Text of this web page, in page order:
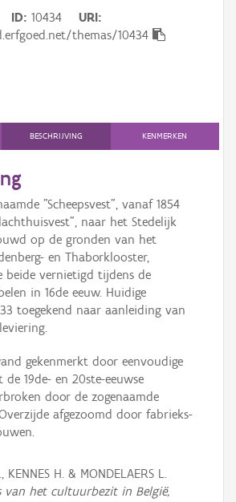
ID 10434
URI
themas/10434
BESCHRIJVING KENMERKEN
"Scheepsvest", vanaf 1854
naar het Stedelijk
op de gronden van het
en Thaborklooster,
beide vernietigd tijdens de
in 16de eeuw. Huidige
toegekend naar aanleiding van
gekenmerkt door eenvoudige
19de- en 20ste-eeuwse
door de zogenaamde
afgezoomd door fabrieks-
KENNES H. & MONDELAERS L.
van het cultuurbezit in België,